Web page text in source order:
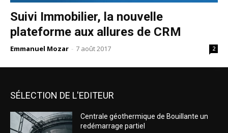
Suivi Immobilier, la nouvelle
plateforme aux allures de CRM
Emmanuel Mozar - 7 août 2017 2
SÉLECTION DE L'EDITEUR
Centrale géothermique de Bouillante un
redémarrage partiel